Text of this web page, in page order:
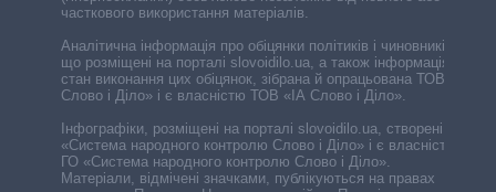
часткового використання матеріалів.
Аналітична інформація про обіцянки політиків і чиновників,
що розміщені на порталі slovoidilo.ua, а також інформація про
стан виконання цих обіцянок, зібрана й опрацьована ТОВ «ІА
Слово і Діло» і є власністю ТОВ «ІА Слово і Діло».
Інфографіки, розміщені на порталі slovoidilo.ua, створені ГО
«Система народного контролю Слово і Діло» і є власністю
ГО «Система народного контролю Слово і Діло».
Матеріали, відмічені значками, публікуються на правах